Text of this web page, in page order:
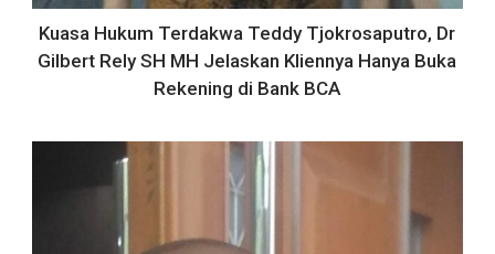
Kuasa Hukum Terdakwa Teddy Tjokrosaputro, Dr
Gilbert Rely SH MH Jelaskan Kliennya Hanya Buka
Rekening di Bank BCA